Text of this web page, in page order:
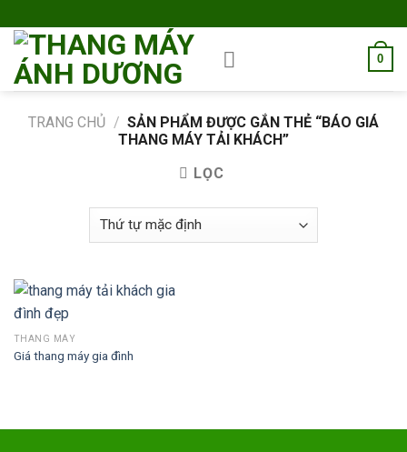
to
content
0
TRANG CHỦ / SẢN PHẨM ĐƯỢC GẮN THẺ “BÁO GIÁ
THANG MÁY TẢI KHÁCH”
LỌC
THANG MÁY
Giá thang máy gia đình